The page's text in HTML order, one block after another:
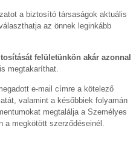
a biztosító társaságok aktuális
az önnek leginkább
felületünkön akár azonnal
megtakaríthat.
e-mail címre a kötelező
valamint a későbbiek folyamán
megtalálja a Személyes
a megkötött szerződéseinél.